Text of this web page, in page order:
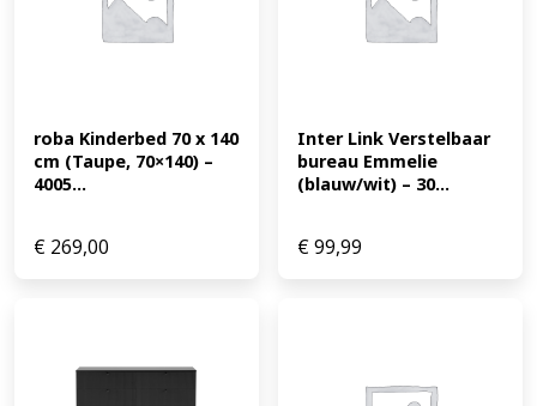
roba Kinderbed 70 x 140
cm (Taupe, 70×140) –
4005...
€ 269,00
Inter Link Verstelbaar
bureau Emmelie
(blauw/wit) – 30...
€99,99